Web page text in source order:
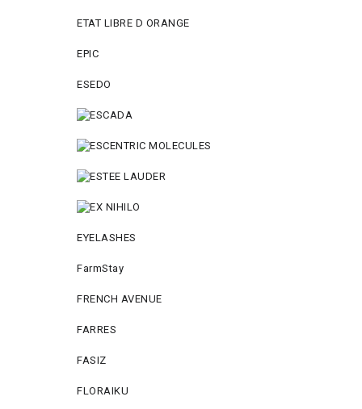
ETAT LIBRE D ORANGE
EPIC
ESEDO
EYELASHES
FarmStay
FRENCH AVENUE
FARRES
FASIZ
FLORAIKU